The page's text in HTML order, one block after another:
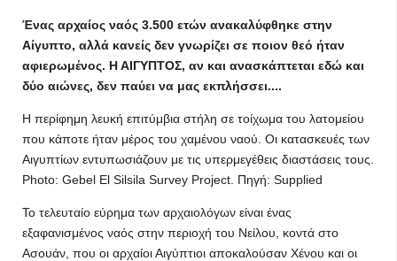
Ένας αρχαίος ναός 3.500 ετών ανακαλύφθηκε στην
Αίγυπτο, αλλά κανείς δεν γνωρίζει σε ποιον θεό ήταν
αφιερωμένος. Η ΑΙΓΥΠΤΟΣ, αν και ανασκάπτεται εδώ και
δύο αιώνες, δεν παύει να μας εκπλήσσει....
Η περίφημη λευκή επιτύμβια στήλη σε τοίχωμα του λατομείου
που κάποτε ήταν μέρος του χαμένου ναού. Οι κατασκευές των
Αιγυπτίων εντυπωσιάζουν με τις υπερμεγέθεις διαστάσεις τους.
Photo: Gebel El Silsila Survey Project. Πηγή: Supplied
Το τελευταίο εύρημα των αρχαιολόγων είναι ένας
εξαφανισμένος ναός στην περιοχή του Νείλου, κοντά στο
Ασουάν, που οι αρχαίοι Αιγύπτιοι αποκαλούσαν Χένου και οι